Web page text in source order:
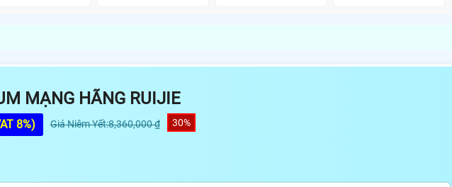
MẠNG HÃNG RUIJIE
8%) Giá Niêm Yết:8,360,000 ₫ 30%